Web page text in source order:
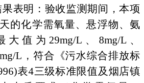
表明：验收监测期间，本项
的化学需氧量、悬浮物、氨
值为29mg/L、8mg/L、
L，符合《污水综合排放标
表4三级标准限值及烟店镇